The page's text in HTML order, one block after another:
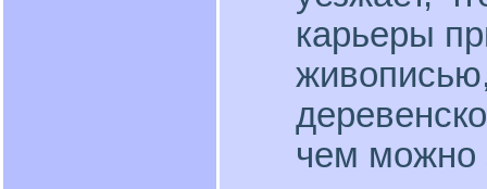
карьеры
чем можно